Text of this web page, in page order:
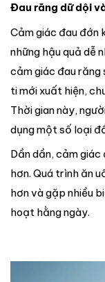
Đau răng dữ dội
Cảm giác đau đớn
những hậu quả dễ
cảm giác đau răng
ti mới xuất hiện,
Thời gian này,
dụng một số loại
Dần dần, cảm
hơn. Quá trình ăn
hơn và gặp nhiều
hoạt hằng ngày.